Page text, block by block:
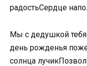
радостьСердце
Мы с дедушкой
день рожденья
солнца